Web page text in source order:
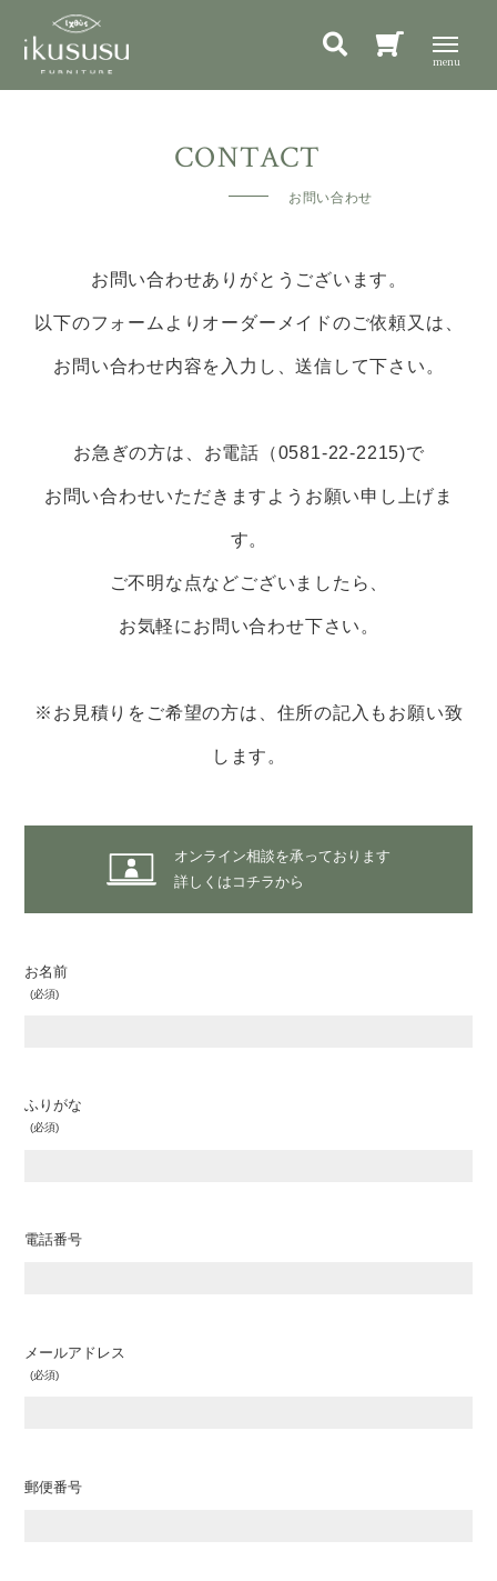
お問い合わせ
お問い合わせありがとうございます。
以下のフォームよりオーダーメイドのご依頼又は、
お問い合わせ内容を入力し、送信して下さい。
お急ぎの方は、お電話（0581-22-2215)で
お問い合わせいただきますようお願い申し上げま
す。
ご不明な点などございましたら、
お気軽にお問い合わせ下さい。
※お見積りをご希望の方は、住所の記入もお願い致
します。
オンライン相談を承っております
詳しくはコチラから
お名前
ふりがな
電話番号
メールアドレス
郵便番号